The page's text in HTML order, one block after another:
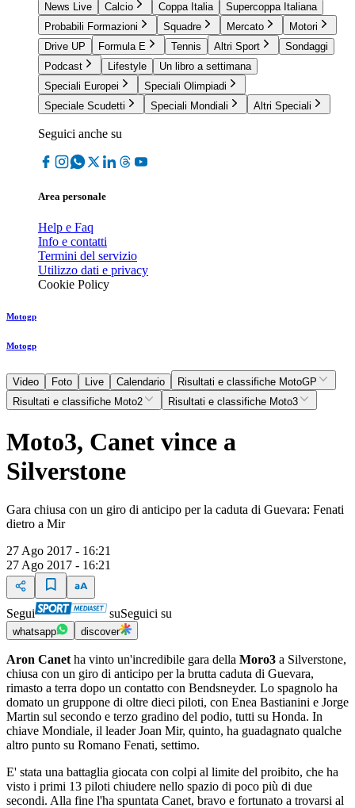
News Live
Calcio Coppa Italia
Supercoppa Italiana
Probabili Formazioni
Squadre Mercato
Motori
Drive UP
Formula E Tennis Altri Sport
Sondaggi
Podcast
Lifestyle
Un libro a settimana
Speciali Europei
Speciali Olimpiadi
Speciale Scudetti
Speciali Mondiali Altri Speciali
Seguici anche su
Area personale
Help e Faq
Info e contatti
Termini del servizio
Utilizzo dati e privacy
Cookie Policy
Motogp
Motogp
Video Foto Live Calendario
Risultati e classifiche MotoGP
Risultati e classifiche Moto2
Risultati e classifiche Moto3
Moto3, Canet vince a
Silverstone
Gara chiusa con un giro di anticipo per la caduta di Guevara: Fenati
dietro a Mir
27 Ago 2017 - 16:21
27 Ago 2017 - 16:21
Segui suSeguici su
whatsapp discover
Aron Canet ha vinto un'incredibile gara della Moro3 a Silverstone,
chiusa con un giro di anticipo per la brutta caduta di Guevara,
rimasto a terra dopo un contatto con Bendsneyder. Lo spagnolo ha
domato un gruppone di oltre dieci piloti, con Enea Bastianini e Jorge
Martin sul secondo e terzo gradino del podio, tutti su Honda. In
chiave Mondiale, il leader Joan Mir, quinto, ha guadagnato qualche
altro punto su Romano Fenati, settimo.
E' stata una battaglia giocata con colpi al limite del proibito, che ha
visto i primi 13 piloti chiudere nello spazio di poco più di due
secondi. Alla fine l'ha spuntata Canet, bravo e fortunato a trovarsi al